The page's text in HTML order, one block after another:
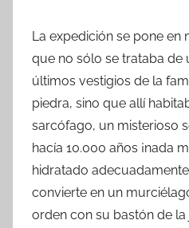
La expedición se pone en
que no sólo se trataba de
últimos vestigios de la
piedra, sino que allí
sarcófago, un misterioso
hacía 10.000 años ¡nada
hidratado
convierte en un
orden con su bastón de